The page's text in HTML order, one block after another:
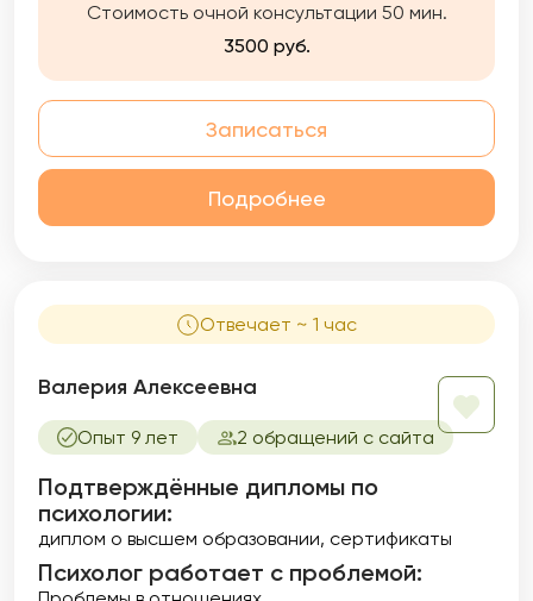
Стоимость очной консультации 50 мин.
3500 руб.
Записаться
Подробнее
Отвечает ~ 1 час
Валерия Алексеевна
Опыт 9 лет 2 обращений с сайта
Подтверждённые дипломы по
психологии:
диплом о высшем образовании сертификаты
Психолог работает с проблемой: